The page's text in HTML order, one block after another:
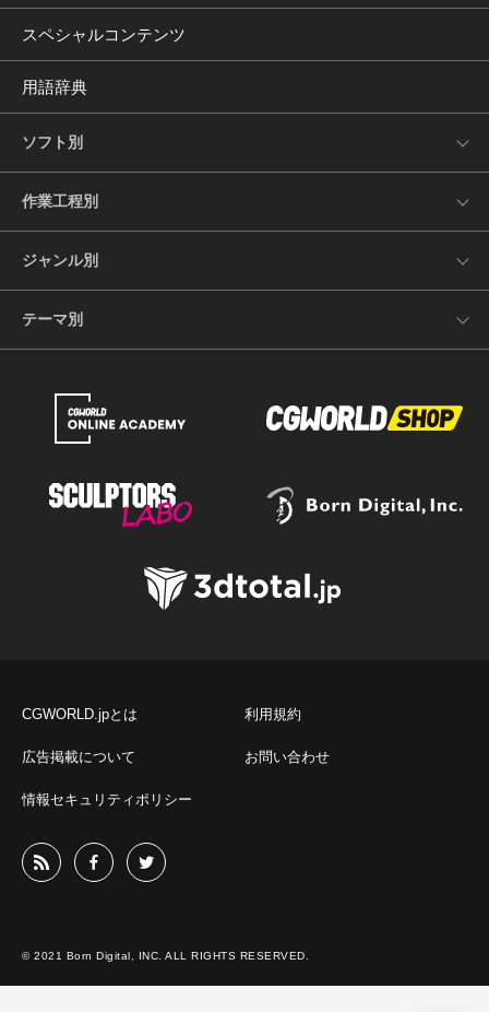
スペシャルコンテンツ
用語辞典
ソフト別
作業工程別
ジャンル別
テーマ別
CGWORLD.jpとは 利用規約
広告掲載について お問い合わせ
情報セキュリティポリシー
© 2021 Born Digital, INC. ALL RIGHTS RESERVED.